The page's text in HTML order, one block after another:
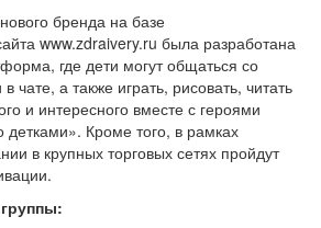
бренда на базе
www.zdraivery.ru была разработана
где дети могут общаться со
чате, а также играть, рисовать, читать
и интересного вместе с героями
Кроме того, в рамках
в крупных торговых сетях пройдут